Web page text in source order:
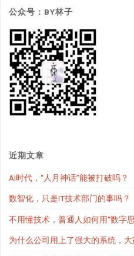
公众号：BY林子
近期文章
AI时代，“人月神话”能被打破吗？
数智化，只是IT技术部门的事吗？
不用懂技术，普通人如何用“数字
为什么公司用上了强大的系统，大